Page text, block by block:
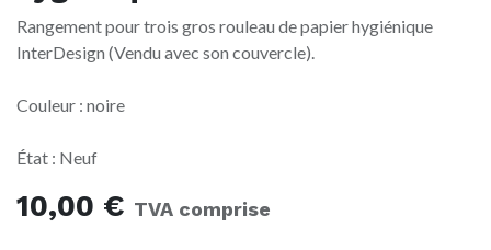
Rangement pour trois gros rouleau de papier hygiénique
InterDesign (Vendu avec son couvercle).
Couleur : noire
État : Neuf
10,00 € TVA comprise